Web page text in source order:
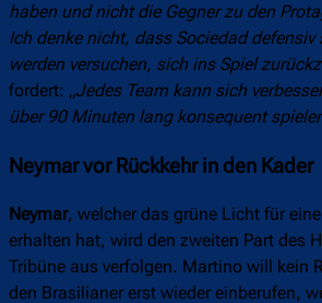
haben und nicht die Gegner zu den
Ich denke nicht, dass Sociedad defensiv
werden versuchen, sich ins Spiel
fordert: „Jedes Team kann sich
über 90 Minuten lang konsequent
Neymar vor Rückkehr in den Kader
Neymar, welcher das grüne Licht für
erhalten hat, wird den zweiten Part des
Tribüne aus verfolgen. Martino will kein
den Brasilianer erst wieder einberufen,